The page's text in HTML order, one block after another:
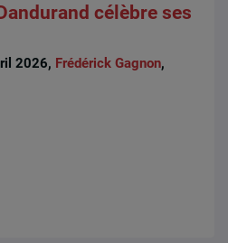
célèbre ses
2026, Frédérick Gagnon,